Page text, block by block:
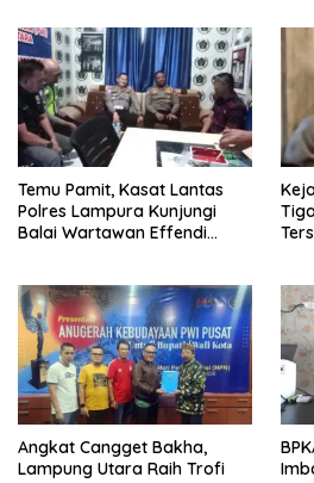
Temu Pamit, Kasat Lantas
Polres Lampura Kunjungi
Balai Wartawan Effendi
Angkat Cangget Bakha,
Lampung Utara Raih Trofi